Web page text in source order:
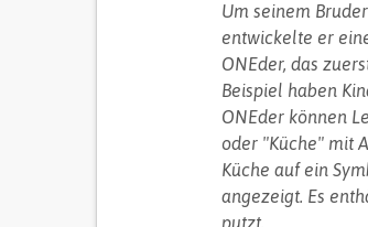
Um seinem
entwickelte er
ONEder, das
Beispiel haben
ONEder können
oder "Küche" mit
Küche auf ein
angezeigt. Es
putzt.